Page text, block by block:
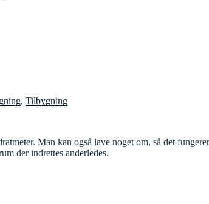
, Tilbygning
Man kan også lave noget om, så det
der indrettes anderledes.